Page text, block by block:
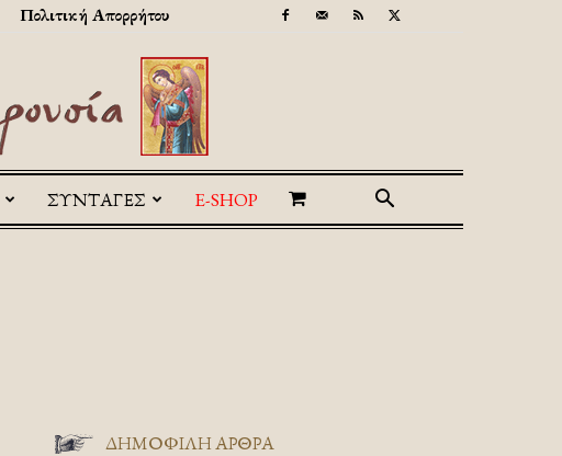
Πολιτική Απορρήτου
ΣΥΝΤΑΓΕΣ E-SHOP
ΔΗΜΟΦΙΛΗ ΑΡΘΡΑ